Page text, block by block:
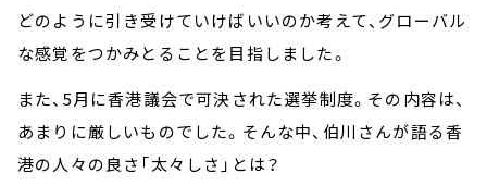
どのように引き受けていけばいいのか考えて、グローバル
な感覚をつかみとることを目指しました。
また、5月に香港議会で可決された選挙制度。その内容は、
あまりに厳しいものでした。そんな中、伯川さんが語る香
港の人々の良さ「太々しさ」とは？